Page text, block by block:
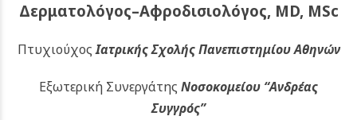
Δερματολόγος–Αφροδισιολόγος, MD, MSc
ΠτυχιούχοςΙατρικής Σχολής Πανεπιστημίου Αθηνών
Εξωτερική Συνεργάτης Νοσοκομείου “Ανδρέας
Συγγρός”